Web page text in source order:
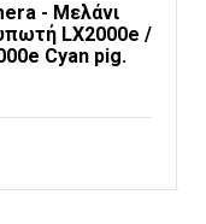
- Μελάνι
LX2000e /
Cyan pig.
ΠΕΡΙΣΣΌΤΕΡΑ